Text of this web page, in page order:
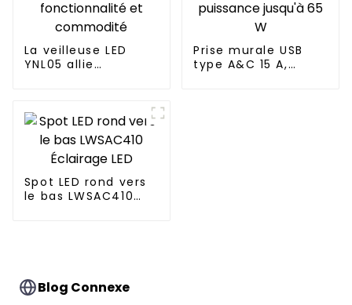
La veilleuse LED
YNL05 allie
Prise murale USB
type A&C 15 A,
Spot LED rond vers
le bas LWSAC410
Blog Connexe